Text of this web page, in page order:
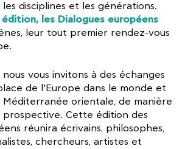
disciplines et les générations.
édition, les Dialogues européens
leur tout premier rendez-vous
nous vous invitons à des échanges
de l’Europe dans le monde et
orientale, de manière
Cette édition des
réunira écrivains, philosophes,
chercheurs, artistes et